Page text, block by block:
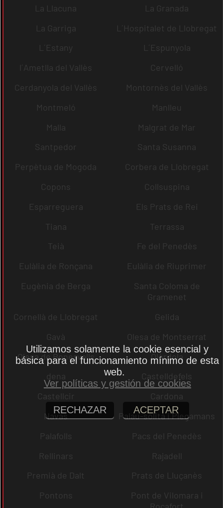
La Llacuna
La Granada
La Garriga
L´Hospitalet de Llobregat
L´Estany
L´Espunyola
l´Ametlla del Vallès
Cervelló
Cerdanyola del Vallès
Montornès del Vallès
Montmeló
Manlleu
Malla
Malgrat de Mar
Santpedor
Santa Susanna
Perpètua de Mogoda
Corbera de Llobregat
Copons
Collsuspina
Esparreguera
Els Prats de Rei
Tiana
Terrassa
Teià
Fe del Penedès
Eulàlia de Ronçana
Eulàlia de Riuprimer
Eugènia de Berga
Santa Coloma de
Gramenet
Cornellà de Llobregat
Gelida
Gavà
Olesa de Montserrat
Olesa de Bonesvalls
Olèrdola
dena
Castelldefels
Castellcir
Cardona
Navas
Palau-solità i Plegamans
Palafolls
Pacs del Penedès
Rellinars
Rajadell
Premià de Dalt
Prats de Lluçanès
Pontons
Pont de Vilomara i
Utilizamos solamente la cookie esencial y
básica para el funcionamiento mínimo de esta
web.
Ver políticas y gestión de cookies
RECHAZAR ACEPTAR